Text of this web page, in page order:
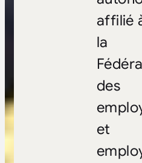
affilié
la
des
et